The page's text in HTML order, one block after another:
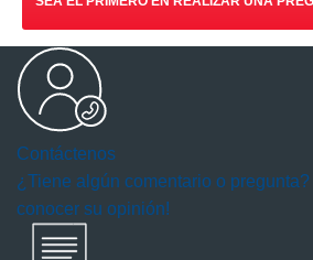
Contáctenos
¿Tiene algún comentario o pregunta?
conocer su opinión!